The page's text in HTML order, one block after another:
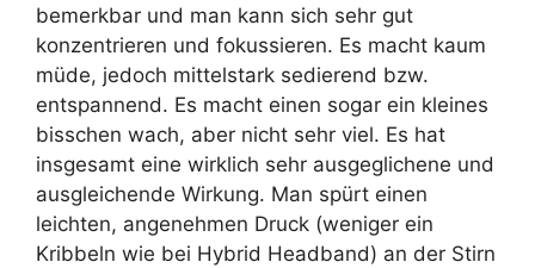
bemerkbar und man kann sich sehr gut
konzentrieren und fokussieren. Es macht kaum
müde, jedoch mittelstark sedierend bzw.
entspannend. Es macht einen sogar ein kleines
bisschen wach, aber nicht sehr viel. Es hat
insgesamt eine wirklich sehr ausgeglichene und
ausgleichende Wirkung. Man spürt einen
leichten, angenehmen Druck (weniger ein
Kribbeln wie bei Hybrid Headband) an der Stirn